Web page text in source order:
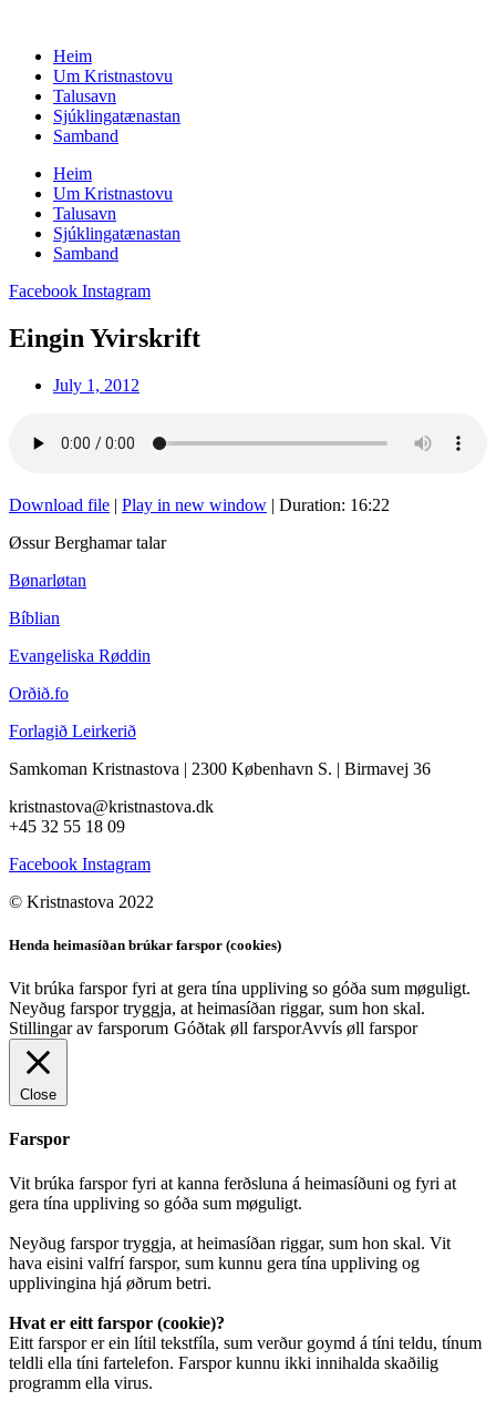
contentHeim
Um Kristnastovu
Talusavn
Sjúklingatænastan
Samband
Heim
Um Kristnastovu
Talusavn
Sjúklingatænastan
Samband
Facebook Instagram
Eingin Yvirskrift
July 1, 2012
Download file | Play in new window | Duration: 16:22
Øssur Berghamar talar
Bønarløtan
Bíblian
Evangeliska Røddin
Orðið.fo
Forlagið Leirkerið
Samkoman Kristnastova | 2300 København S. | Birmavej 36
kristnastova@kristnastova.dk
+45 32 55 18 09
Facebook Instagram
© Kristnastova 2022
Henda heimasíðan brúkar farspor (cookies)
Vit brúka farspor fyri at gera tína uppliving so góða sum møguligt.
Neyðug farspor tryggja, at heimasíðan riggar, sum hon skal.
Stillingar av farsporum Góðtak øll farsporAvvís øll farspor
Close
Farspor
Vit brúka farspor fyri at kanna ferðsluna á heimasíðuni og fyri at
gera tína uppliving so góða sum møguligt.
Neyðug farspor tryggja, at heimasíðan riggar, sum hon skal. Vit
hava eisini valfrí farspor, sum kunnu gera tína uppliving og
upplivingina hjá øðrum betri.
Hvat er eitt farspor (cookie)?
Eitt farspor er ein lítil tekstfíla, sum verður goymd á tíni teldu, tínum
teldli ella tíni fartelefon. Farspor kunnu ikki innihalda skaðilig
programm ella virus.